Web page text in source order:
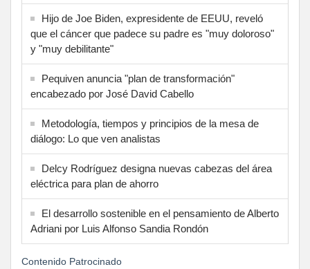
Hijo de Joe Biden, expresidente de EEUU, reveló
que el cáncer que padece su padre es "muy doloroso"
y "muy debilitante"
Pequiven anuncia "plan de transformación"
encabezado por José David Cabello
Metodología, tiempos y principios de la mesa de
diálogo: Lo que ven analistas
Delcy Rodríguez designa nuevas cabezas del área
eléctrica para plan de ahorro
El desarrollo sostenible en el pensamiento de Alberto
Adriani por Luis Alfonso Sandia Rondón
Contenido Patrocinado